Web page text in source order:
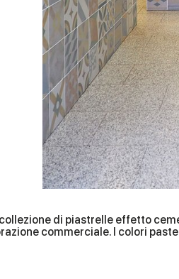
di piastrelle effetto
commerciale. I colori